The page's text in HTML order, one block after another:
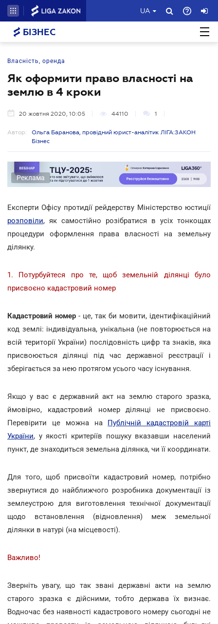
UA
БІЗНЕС
Власність, оренда
Як оформити право власності на
землю в 4 кроки
20 жовтня 2020, 10:05 44110 1
Автор:
Ольга Баранова, провідний юрист-аналітик ЛІГА:ЗАКОН
Бізнес
Реклама
Експерти Офісу протидії рейдерству Міністерство юстиції
розповіли, як самостійно розібратися в усіх тонкощах
процедури оформлення права власності на земельну
ділянку.
1. Потурбуйтеся про те, щоб земельній ділянці було
присвоєно кадастровий номер
Кадастровий номер - це, так би мовити, ідентифікаційний
код землі: індивідуальна, унікальна (не повторюється на
всій території України) послідовність цифр та знаків, яка
присвоюється ділянці під час державної реєстрації і
зберігається за нею протягом усього часу існування.
Якщо у вас є державний акт на землю старого зразка,
ймовірно, кадастровий номер ділянці не присвоєно.
Перевірити це можна на Публічній кадастровій карті
України, у якості критеріїв пошуку вказавши населений
пункт, де знаходиться земельна ділянка, чи її координати.
Для того, щоб присвоїти кадастровий номер, потрібно
звернутися до найближчого розробника документації із
землеустрою для виготовлення технічної документації
щодо встановлення (відновлення) меж земельної
ділянки в натурі (на місцевості).
Важливо!
Зверніть увагу, що так звані державні акти на землю
старого зразка є дійсними, тобто держава їх визнає.
Водночас без наявності кадастрового номеру сьогодні не